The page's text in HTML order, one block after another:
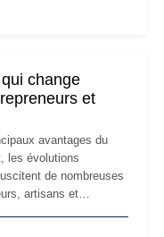
à un environnement
change
et
avantages du
les évolutions
de nombreuses
artisans et
TVA : les règles